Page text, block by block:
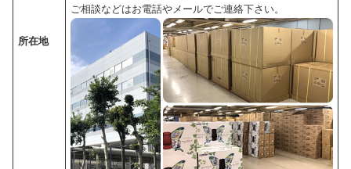
所在地
ご相談などはお電話やメールでご連絡下さい。